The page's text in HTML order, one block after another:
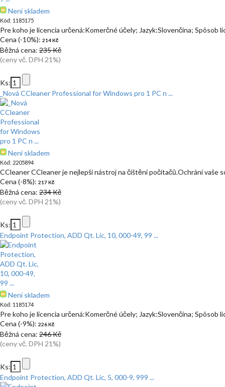
Není skladem
Kód: 1185175
Pre koho je licencia určená:Komerčné účely; Jazyk:Slovenčina; Spôsob
Cena (-10%): 214 Kč
Běžná cena: 235 Kč
(ceny vč. DPH 21%)
Ks:
_Nová CCleaner Professional for Windows pro 1 PC n ...
Není skladem
Kód: 2205894
CCleaner CCleaner je nejlepší nástroj na čištění počítačů.Ochrání vaše
Cena (-8%): 217 Kč
Běžná cena: 234 Kč
(ceny vč. DPH 21%)
Ks:
Endpoint Protection, ADD Qt. Lic, 10, 000-49, 99 ...
Není skladem
Kód: 1185174
Pre koho je licencia určená:Komerčné účely; Jazyk:Slovenčina; Spôsob
Cena (-9%): 226 Kč
Běžná cena: 246 Kč
(ceny vč. DPH 21%)
Ks:
Endpoint Protection, ADD Qt. Lic, 5, 000-9, 999 ...